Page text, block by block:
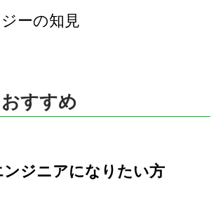
すすめ
ジニアになりたい方